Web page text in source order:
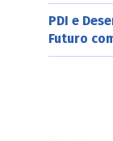
PDI e
Futuro